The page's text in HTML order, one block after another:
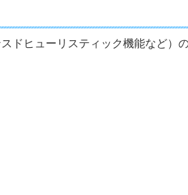
ドヒューリスティック機能など）